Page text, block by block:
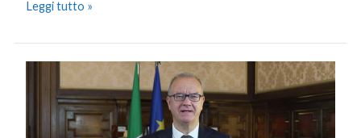
Leggi tutto »
“Onorare
bandiera